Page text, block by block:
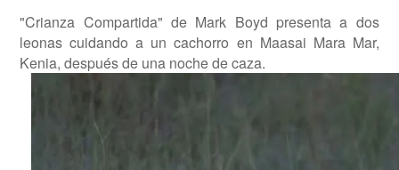
"Crianza Compartida" de Mark Boyd presenta a dos
leonas cuidando a un cachorro en Maasai Mara Mar,
Kenia, después de una noche de caza.